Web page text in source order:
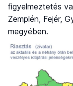
figyelmeztetés
Zemplén, Fejér,
megyében.